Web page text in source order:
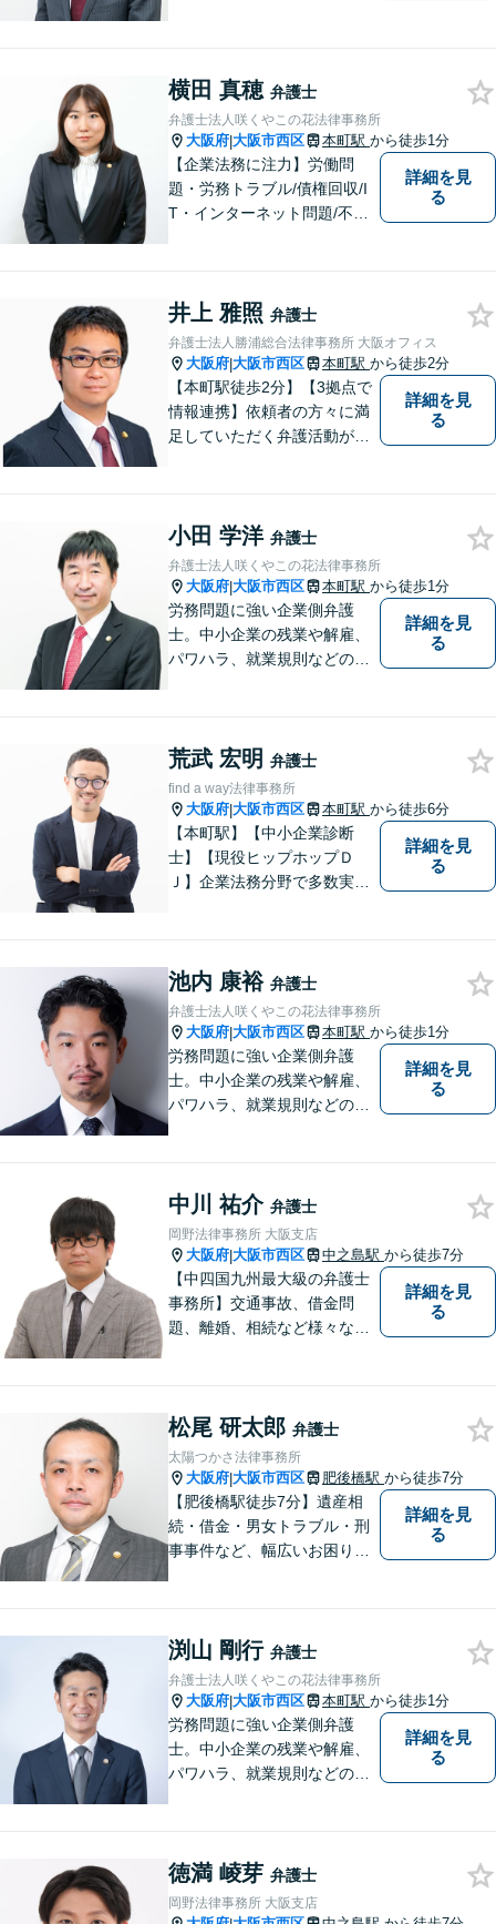
横田 真穂 弁護士
弁護士法人咲くやこの花法律事務所
大阪府|大阪市西区 本町駅 から徒歩1分
【企業法務に注力】労働問
題・労務トラブル/債権回収/I
T・インターネット問題/不動
おります。【地下鉄御堂筋線
「本町駅」22番出口1分】
【近隣駐車場多数】
詳細を見
る
井上 雅照 弁護士
弁護士法人勝浦総合法律事務所 大阪オフィス
大阪府|大阪市西区 本町駅 から徒歩2分
【本町駅徒歩2分】【3拠点で
情報連携】依頼者の方々に満
足していただく弁護活動がモ
す。お細いごとがあればまず
はご相談ください！【初回相
談無料】
詳細を見
る
小田 学洋 弁護士
弁護士法人咲くやこの花法律事務所
大阪府|大阪市西区 本町駅 から徒歩1分
労務問題に強い企業側弁護
士。中小企業の残業や解雇、
パワハラ、就業規則などの問
詳細を見
る
荒武 宏明 弁護士
find a way法律事務所
大阪府|大阪市西区 本町駅 から徒歩6分
【本町駅】【中小企業診断
士】【現役ヒップホップＤ
Ｊ】企業法務分野で多数実績
営面も考慮した助言 。【Zoo
m相談可】
詳細を見
る
池内 康裕 弁護士
弁護士法人咲くやこの花法律事務所
大阪府|大阪市西区 本町駅 から徒歩1分
労務問題に強い企業側弁護
士。中小企業の残業や解雇、
パワハラ、就業規則などの問
詳細を見
る
中川 祐介 弁護士
岡野法律事務所 大阪支店
大阪府|大阪市西区 中之島駅 から徒歩7分
【中四国九州最大級の弁護士
事務所】交通事故、借金問
題、離婚、相続など様々な問
い！
詳細を見
る
松尾 研太郎 弁護士
太陽つかさ法律事務所
大阪府|大阪市西区 肥後橋駅 から徒歩7分
【肥後橋駅徒歩7分】遺産相
続・借金・男女トラブル・刑
事事件など、幅広いお困りご
す。フットワークを活かし、
迅速な解決へと尽力いたしま
す。
詳細を見
る
渕山 剛行 弁護士
弁護士法人咲くやこの花法律事務所
大阪府|大阪市西区 本町駅 から徒歩1分
労務問題に強い企業側弁護
士。中小企業の残業や解雇、
パワハラ、就業規則などの問
詳細を見
る
徳満 崚芽 弁護士
岡野法律事務所 大阪支店